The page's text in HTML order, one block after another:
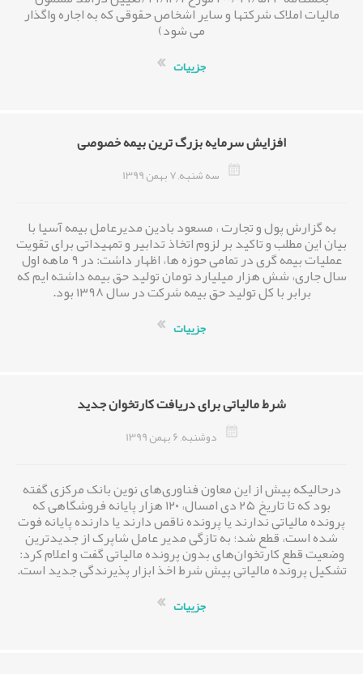
مالیات املاک شرکتها و سایر اشخاص حقوقی که به اجاره واگذار
می شود)
جزییات
افزایش سرمایه بزرگ ترین بیمه خصوصی
سه شنبه, 7 بهمن 1399
به گزارش پول و تجارت ، مسعود بادین مدیرعامل بیمه آسیا با
بیان این مطلب و تاکید بر لزوم اتخاذ تدابیر و تمهیداتی برای تقویت
عملیات بیمه گری در تمامی حوزه ها، اظهار داشت: در ۹ ماهه اول
سال جاری، شش هزار میلیارد تومان تولید حق بیمه داشته ایم که
برابر با کل تولید حق بیمه شرکت در سال ۱۳۹۸ بود.
جزییات
شرط مالیاتی برای دریافت کارتخوان جدید
دوشنبه, 6 بهمن 1399
درحالیکه پیش از این معاون فناوری‌های نوین بانک مرکزی گفته
بود که تا تاریخ ۲۵ دی‌ امسال، ۱۲۰ هزار پایانه فروشگاهی که
پرونده مالیاتی ندارند یا پرونده ناقص دارند یا دارنده پایانه فوت
شده است، قطع شد؛ به تازگی مدیر عامل شاپرک از جدیدترین
وضعیت قطع کارتخوان‌های بدون پرونده مالیاتی گفت و اعلام کرد:
تشکیل پرونده مالیاتی پیش شرط اخذ ابزار پذیرندگی جدید است.
جزییات